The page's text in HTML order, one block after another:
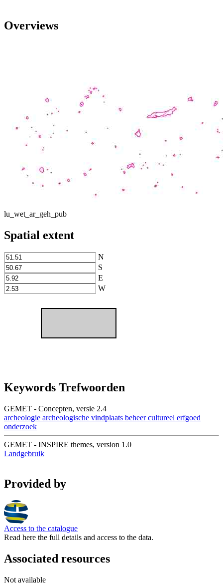
Overviews
lu_wet_ar_geh_pub
Spatial extent
N
S
E
W
Keywords Trefwoorden
GEMET - Concepten, versie 2.4
archeologie archeologische vindplaats beheer cultureel erfgoed
onderzoek
GEMET - INSPIRE themes, version 1.0
Landgebruik
Provided by
Access to the catalogue
Read here the full details and access to the data.
Associated resources
Not available